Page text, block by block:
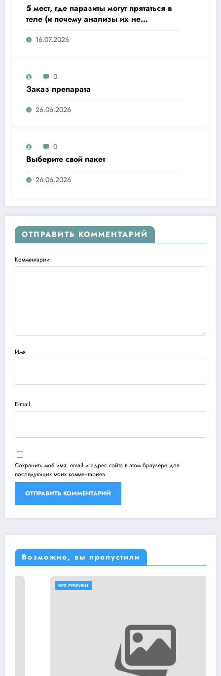
5 мест, где паразиты могут прятаться в
теле (и почему анализы их не
показывают)
16.07.2026
0
Заказ препарата
26.06.2026
0
Выберите свой пакет
26.06.2026
ОТПРАВИТЬ КОММЕНТАРИЙ
Комментарии
Имя
E-mail
Сохранить моё имя, email и адрес сайта в этом браузере для
последующих моих комментариев.
Возможно, вы пропустили